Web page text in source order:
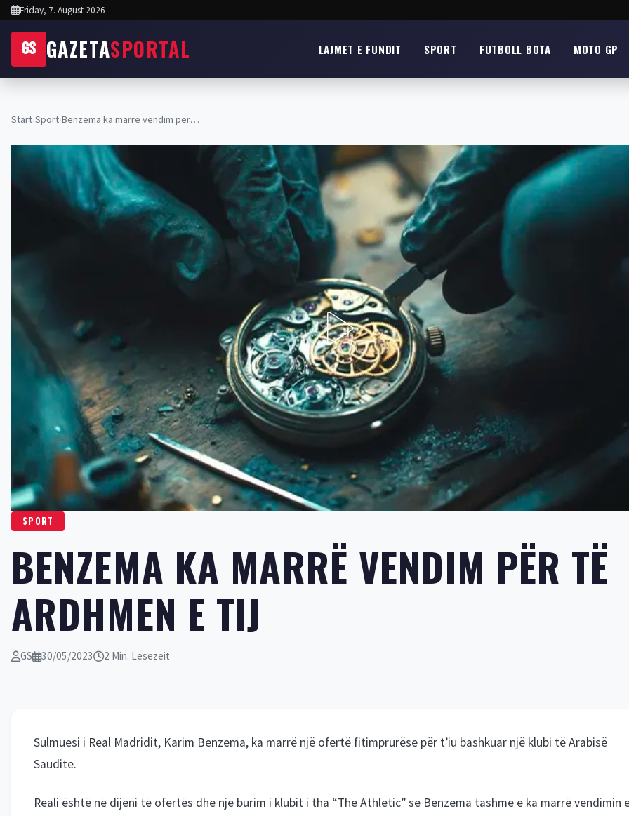
Friday, 7. August 2026
GS GAZETASPORTAL LAJMET E FUNDIT SPORT FUTBOLL BOTA MOTO GP
Start›Sport›Benzema ka marrë vendim për…
SPORT
BENZEMA KA MARRË VENDIM PËR TË
ARDHMEN E TIJ
GS 30/05/2023 2 Min. Lesezeit
Sulmuesi i Real Madridit, Karim Benzema, ka marrë një ofertë fitimprurëse për t’iu bashkuar një klubi të Arabisë
Saudite.
Reali është në dijeni të ofertës dhe një burim i klubit i tha “The Athletic” se Benzema tashmë e ka marrë vendimin